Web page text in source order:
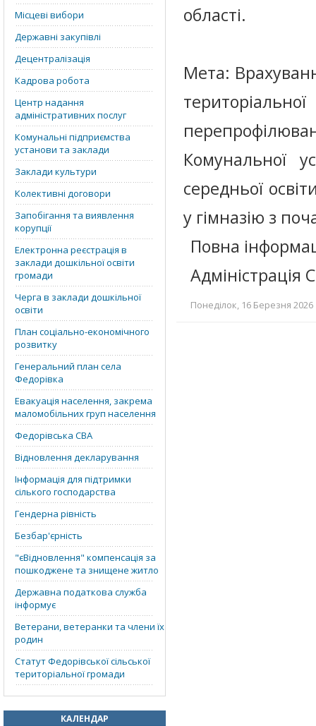
Місцеві вибори
Державні закупівлі
Децентралізація
Кадрова робота
Центр надання
адміністративних послуг
Комунальні підприємства
установи та заклади
Заклади культури
Колективні договори
Запобігання та виявлення
корупції
Електронна реєстрація в
заклади дошкільної освіти
громади
Черга в заклади дошкільної
освіти
План соціально-економічного
розвитку
Генеральний план села
Федорівка
Евакуація населення, закрема
маломобільних груп населення
Федорівська СВА
Відновлення декларування
Інформація для підтримки
сілького господарства
Гендерна рівність
Безбар'єрність
"єВідновлення" компенсація за
пошкоджене та знищене житло
Державна податкова служба
інформує
Ветерани, ветеранки та члени їх
родин
Статут Федорівської сільської
територіальної громади
КАЛЕНДАР
області.
Мета:
Комунальної
середньої
у гімназію з
Повна
Адміністрація
Понеділок, 16 Березня